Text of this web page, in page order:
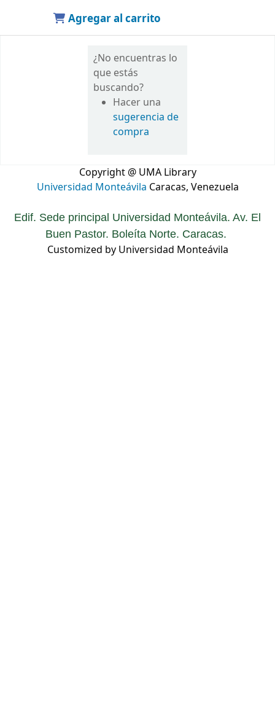
Agregar al carrito
¿No encuentras lo
que estás
buscando?
Hacer una
sugerencia de
compra
Copyright @ UMA Library
Universidad Monteávila Caracas, Venezuela
Edif. Sede principal Universidad Monteávila. Av. El
Buen Pastor. Boleíta Norte. Caracas.
Customized by Universidad Monteávila